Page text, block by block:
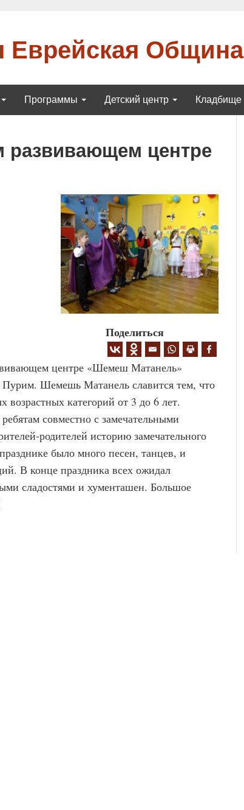
Еврейская Община
Программы Детский центр Кладбище
развивающем центре
Поделиться
центре «Шемеш Матанель»
Шемешь Матанель славится тем, что
возрастных категорий от 3 до 6 лет.
совместно с замечательными
родителей историю замечательного
было много песен, танцев, и
В конце праздника всех ожидал
сладостями и хументашен. Большое